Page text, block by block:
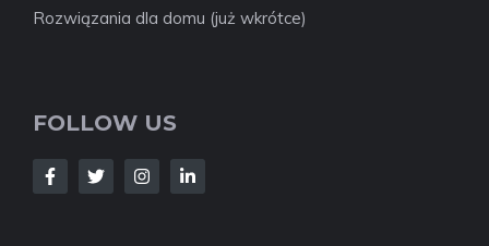
Rozwiązania dla domu (już wkrótce)
FOLLOW US